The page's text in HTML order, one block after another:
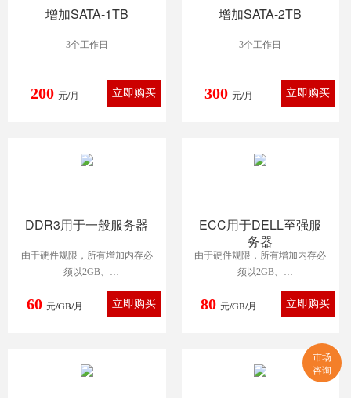
增加SATA-1TB
3个工作日
200 元/月
增加SATA-2TB
3个工作日
300 元/月
DDR3用于一般服务器
由于硬件规限，所有增加内存必
须以2GB、
4GB、8GB及最高16GB报价。一
般服务器支
60 元/GB/月
ECC用于DELL至强服
务器
由于硬件规限，所有增加内存必
须以2GB、
4GB、8GB及最高16GB报价。一
般服务器支
80 元/GB/月
市场
咨询